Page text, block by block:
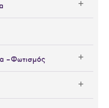
– Φωτισμός